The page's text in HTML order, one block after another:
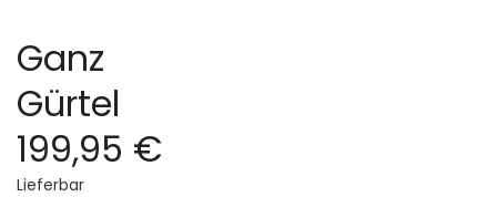
Ganz
Gürtel
199,95 €
Lieferbar